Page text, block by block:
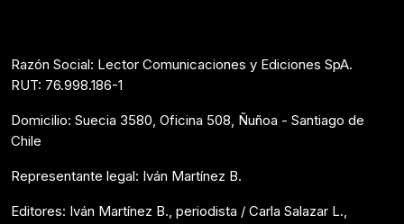
Razón Social: Lector Comunicaciones y Ediciones SpA.
RUT: 76.998.186-1
Domicilio: Suecia 3580, Oficina 508, Ñuñoa - Santiago de
Chile
Representante legal: Iván Martínez B.
Editores: Iván Martínez B., periodista / Carla Salazar L.,